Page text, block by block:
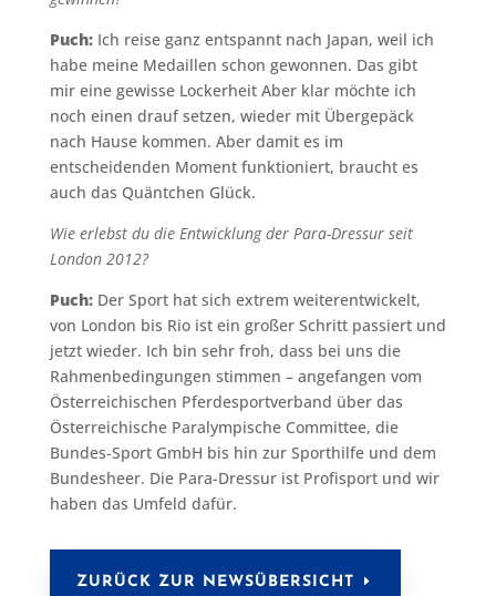
Puch:Ich reise ganz entspannt nach Japan, weil ich
habe meine Medaillen schon gewonnen. Das gibt
mir eine gewisse Lockerheit Aber klar möchte ich
noch einen drauf setzen, wieder mit Übergepäck
nach Hause kommen. Aber damit es im
entscheidenden Moment funktioniert, braucht es
auch das Quäntchen Glück.
Wie erlebst du die Entwicklung der Para-Dressur seit
London 2012?
Puch:Der Sport hat sich extrem weiterentwickelt,
von London bis Rio ist ein großer Schritt passiert und
jetzt wieder. Ich bin sehr froh, dass bei uns die
Rahmenbedingungen stimmen – angefangen vom
Österreichischen Pferdesportverband über das
Österreichische Paralympische Committee, die
Bundes-Sport GmbH bis hin zur Sporthilfe und dem
Bundesheer. Die Para-Dressur ist Profisport und wir
haben das Umfeld dafür.
ZURÜCK ZUR NEWSÜBERSICHT